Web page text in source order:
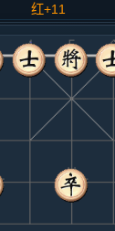
红+11
红+7
红+11
红+10
红+7
红+8
红+5
红+5
红+5
马